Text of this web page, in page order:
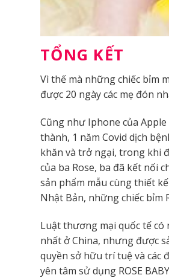
TỔNG KẾT
Vì thế mà những chiếc bỉm
được 20 ngày các mẹ đón
Cũng như Iphone của
thành, 1 năm Covid dịch
khăn và trở ngại, trong khi
của ba Rose, ba đã kết nối
sản phẩm mẫu cùng thiết
Nhật Bản, những chiếc bỉm
Luật thương mại quốc tế có
nhất ở China, nhưng được
quyền sở hữu trí tuệ và các
yên tâm sử dụng ROSE